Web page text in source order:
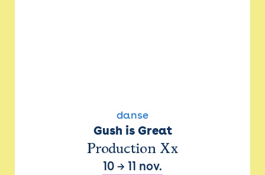
danse
Gush is Great
Production Xx
10 → 11 nov.